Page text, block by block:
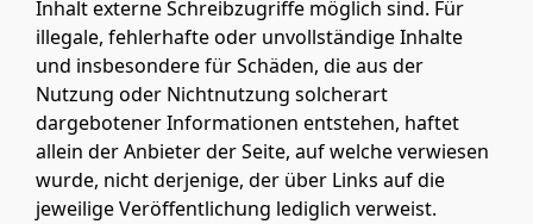
Inhalt externe Schreibzugriffe möglich sind. Für
illegale, fehlerhafte oder unvollständige Inhalte
und insbesondere für Schäden, die aus der
Nutzung oder Nichtnutzung solcherart
dargebotener Informationen entstehen, haftet
allein der Anbieter der Seite, auf welche verwiesen
wurde, nicht derjenige, der über Links auf die
jeweilige Veröffentlichung lediglich verweist.